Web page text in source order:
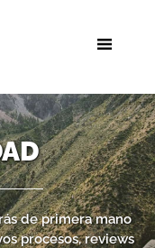
de primera mano
procesos, reviews